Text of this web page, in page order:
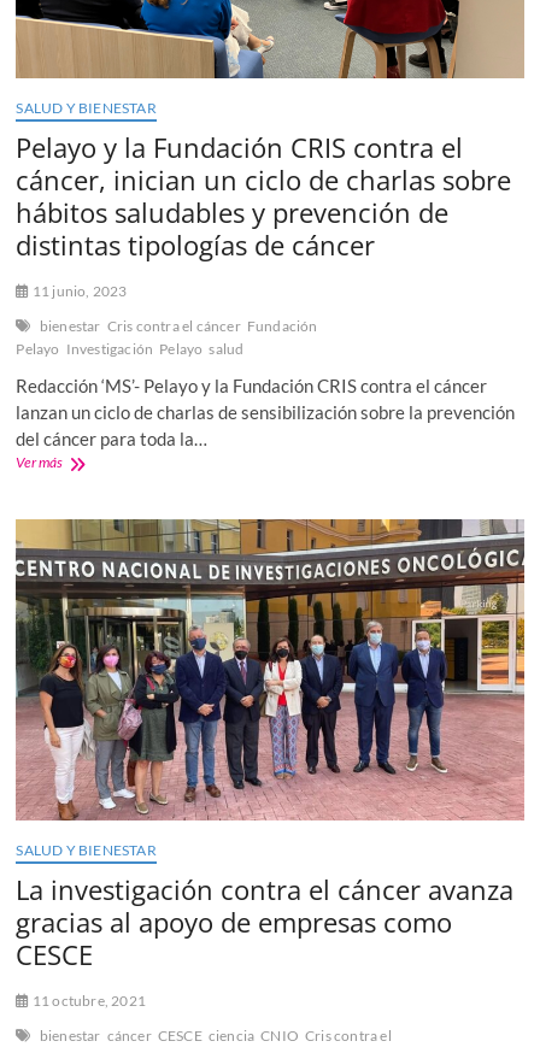
SALUD Y BIENESTAR
Pelayo y la Fundación CRIS contra el
cáncer, inician un ciclo de charlas sobre
hábitos saludables y prevención de
distintas tipologías de cáncer
11 junio, 2023
bienestar Cris contra el cáncer Fundación
Pelayo Investigación Pelayo salud
Redacción ‘MS’- Pelayo y la Fundación CRIS contra el cáncer
lanzan un ciclo de charlas de sensibilización sobre la prevención
del cáncer para toda la…
Ver másPelayo
Fundación
CRIS
contra
el
cáncer,
inician
un
ciclo
charlas
sobre
hábitos
saludables
y
de
tipologías
de
cáncer
SALUD Y BIENESTAR
La investigación contra el cáncer avanza
gracias al apoyo de empresas como
CESCE
11 octubre, 2021
bienestar cáncer CESCE ciencia CNIO Cris contra el